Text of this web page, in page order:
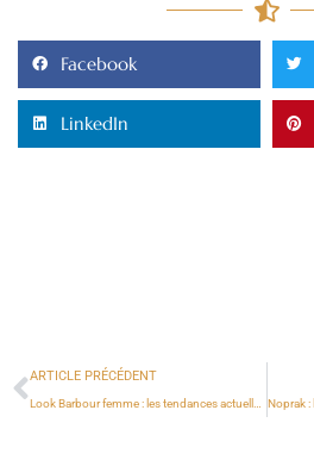
Facebook
LinkedIn
ARTICLE PRÉCÉDENT